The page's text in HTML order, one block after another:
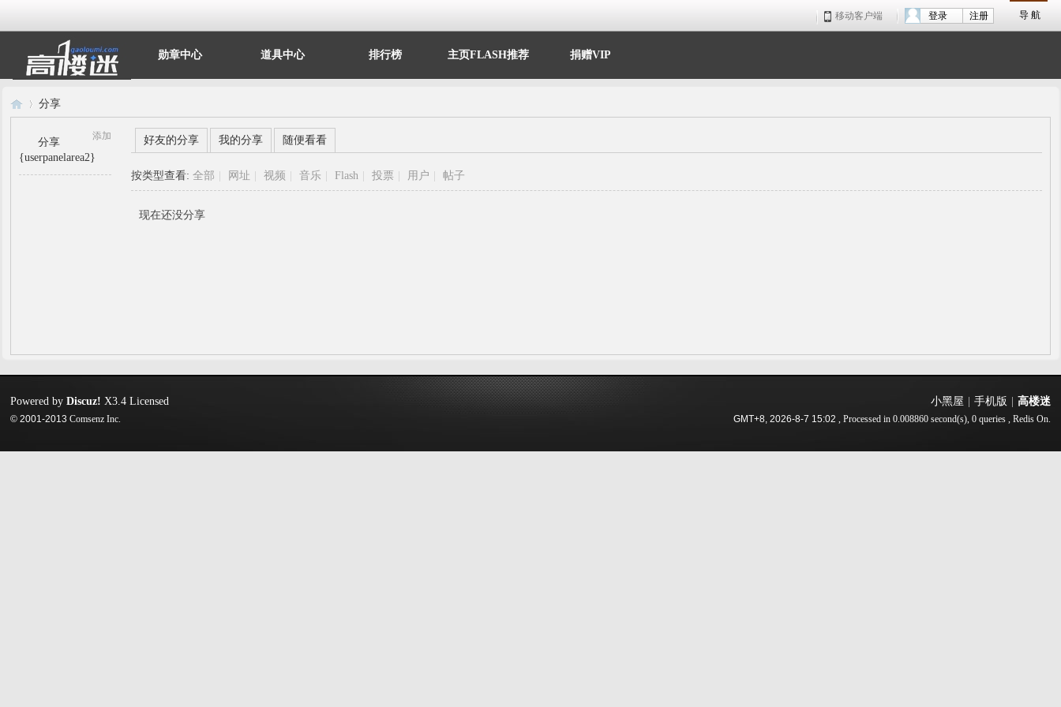
导 航
移动客户端 注册
登录
勋章中心 道具中心 排行榜 主页FLASH推荐 捐赠VIP
分享
添加
分享
{userpanelarea2}
好友的分享 我的分享 随便看看
按类型查看:全部 网址 视频 音乐 Flash 投票 用户 帖子
现在还没分享
小黑屋 手机版 高楼迷
GMT+8, 2026-8-7 15:02 , Processed in 0.008860 second(s), 0 queries , Redis On.
Powered byDiscuz! X3.4 Licensed
© 2001-2013Comsenz Inc.